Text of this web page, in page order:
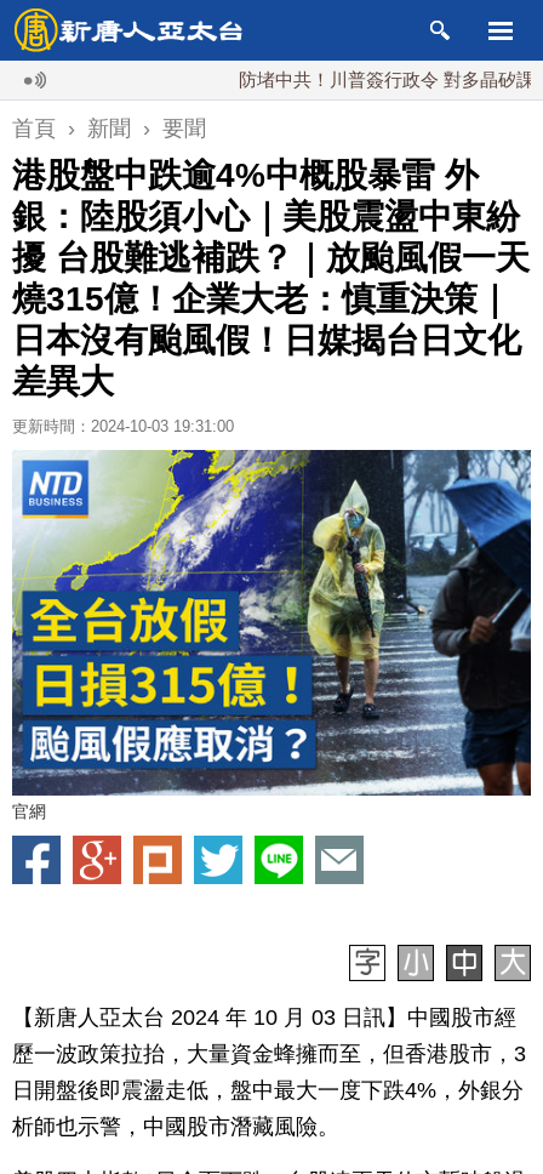
防堵中共！川普簽行政令 對多晶矽課15%關
首頁 › 新聞 › 要聞
港股盤中跌逾4%中概股暴雷 外
銀：陸股須小心｜美股震盪中東紛
擾 台股難逃補跌？｜放颱風假一天
燒315億！企業大老：慎重決策｜
日本沒有颱風假！日媒揭台日文化
差異大
更新時間：2024-10-03 19:31:00
官網
【新唐人亞太台 2024 年 10 月 03 日訊】中國股市經
歷一波政策拉抬，大量資金蜂擁而至，但香港股市，3
日開盤後即震盪走低，盤中最大一度下跌4%，外銀分
析師也示警，中國股市潛藏風險。